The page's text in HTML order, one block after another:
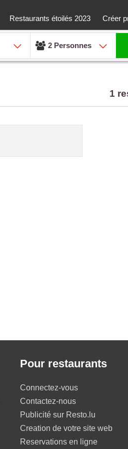
Restaurants étoilés 2023 Créer
2 Personnes
1
Pour restaurants
Connectez-vous
Contactez-nous
Publicité sur Resto.lu
Creation de votre site web
Reservations en ligne